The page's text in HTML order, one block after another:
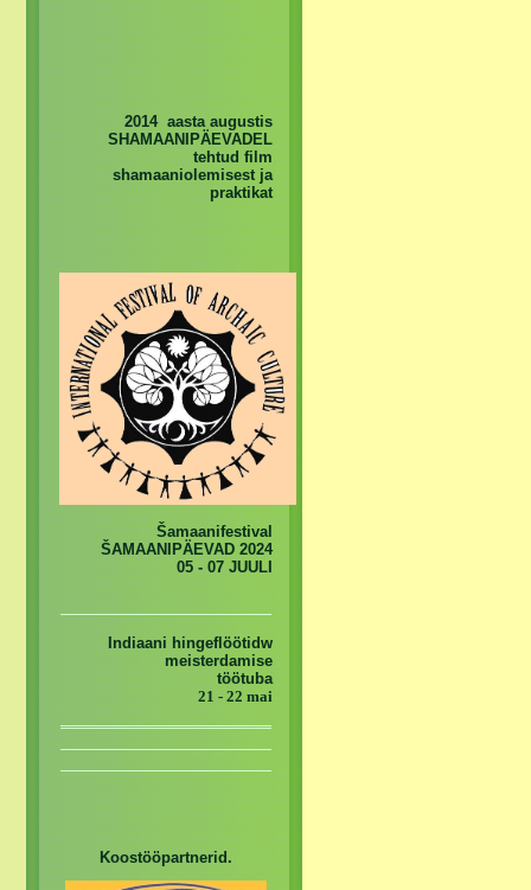
2014 aasta augustis
SHAMAANIPÄEVADEL
tehtud film
shamaaniolemisest ja
praktikat
Šamaanifestival
ŠAMAANIPÄEVAD 2024
05 - 07 JUULI
Indiaani hingeflöötidw
meisterdamise
töötuba
21 - 22 mai
Koostööpartnerid.